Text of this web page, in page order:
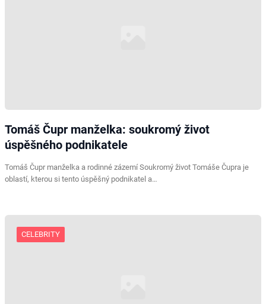
Tomáš Čupr manželka: soukromý život
úspěšného podnikatele
Tomáš Čupr manželka a rodinné zázemí Soukromý život Tomáše Čupra je
oblastí, kterou si tento úspěšný podnikatel a…
CELEBRITY